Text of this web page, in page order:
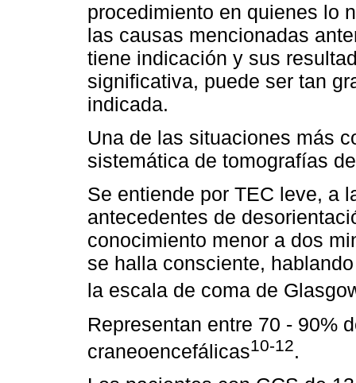
procedimiento en quienes lo
las causas mencionadas
tiene indicación y sus
significativa, puede ser tan
indicada.
Una de las situaciones más
sistemática de tomografías
Se entiende por TEC leve, a
antecedentes de
conocimiento menor a dos
se halla consciente,
la escala de coma de
Representan entre 70 - 90%
craneoencefálicas10-12.